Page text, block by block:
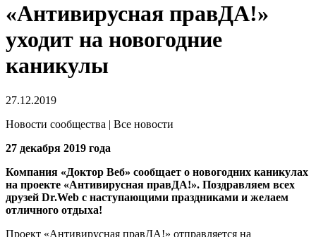
«Антивирусная правДА!»
уходит на новогодние
каникулы
27.12.2019
Новости сообщества | Все новости
27 декабря 2019 года
Компания «Доктор Веб» сообщает о новогодних каникулах
на проекте «Антивирусная правДА!». Поздравляем всех
друзей Dr.Web с наступающими праздниками и желаем
отличного отдыха!
Проект «Антивирусная правДА!» отправляется на